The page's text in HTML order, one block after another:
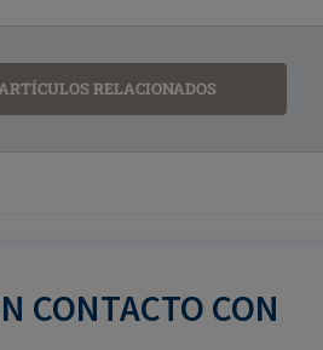
RELACIONADOS
CONTACTO CON